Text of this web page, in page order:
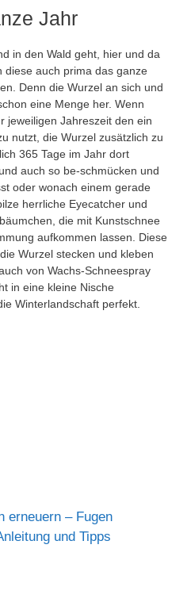
Jahr
in den Wald geht, hier und da
diese auch prima das ganze
Denn die Wurzel an sich und
eine Menge her. Wenn
jeweiligen Jahreszeit den ein
nutzt, die Wurzel zusätzlich zu
365 Tage im Jahr dort
auch so be-schmücken und
oder wonach einem gerade
herrliche Eyecatcher und
die mit Kunstschnee
aufkommen lassen. Diese
Wurzel stecken und kleben
von Wachs-Schneespray
in eine kleine Nische
Winterlandschaft perfekt.
erneuern – Fugen
und Tipps